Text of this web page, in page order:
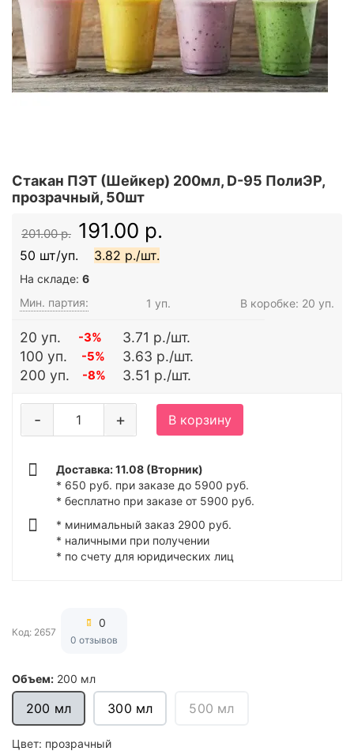
Стакан ПЭТ (Шейкер) 200мл, D-95 ПолиЭР,
прозрачный, 50шт
Объем: 200 мл
200 мл 300 мл 500 мл
Цвет: прозрачный
201.00 р. 191.00 р.
50 шт/уп. 3.82 р./шт.
На складе: 6
Мин. партия:
1 уп. В коробке: 20 уп.
20 уп. -3%
3.71 р./шт.
100 уп.
-5%
3.63 р./шт.
200 уп.
-8% 3.51 р./шт.
+
- В корзину
Доставка: 11.08 (Вторник)
* 650 руб. при заказе до 5900 руб.
* бесплатно при заказе от 5900 руб.
* минимальный заказ 2900 руб.
* наличными при получении
* по счету для юридических лиц
Код: 2657
0
0 отзывов